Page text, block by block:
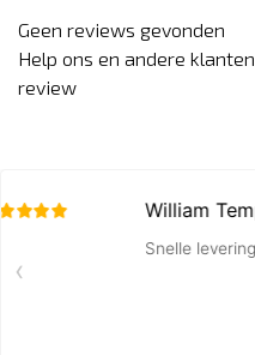
Geen reviews gevonden
Help ons en andere
review